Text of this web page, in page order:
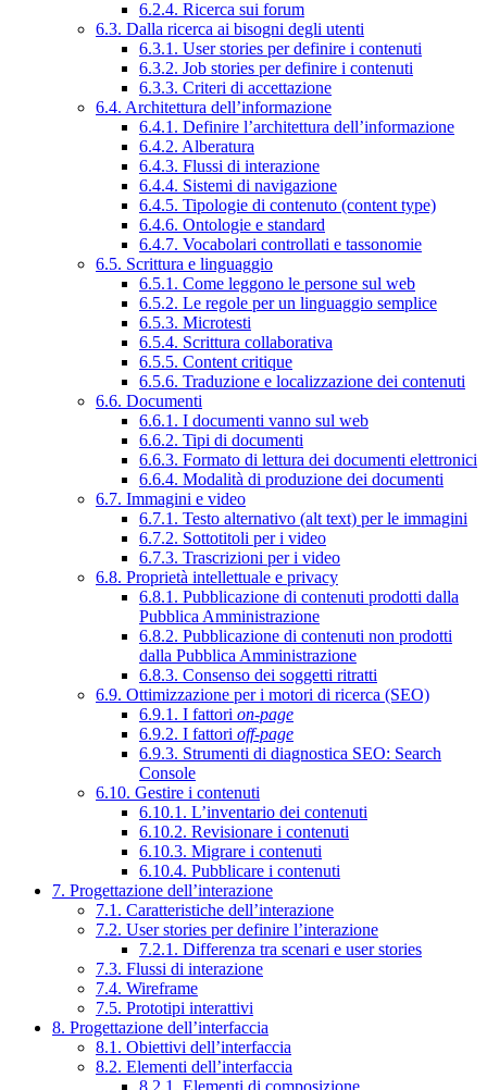
6.2.4. Ricerca sui forum
6.3. Dalla ricerca ai bisogni degli utenti
6.3.1. User stories per definire i contenuti
6.3.2. Job stories per definire i contenuti
6.3.3. Criteri di accettazione
6.4. Architettura dell’informazione
6.4.1. Definire l’architettura dell’informazione
6.4.2. Alberatura
6.4.3. Flussi di interazione
6.4.4. Sistemi di navigazione
6.4.5. Tipologie di contenuto (content type)
6.4.6. Ontologie e standard
6.4.7. Vocabolari controllati e tassonomie
6.5. Scrittura e linguaggio
6.5.1. Come leggono le persone sul web
6.5.2. Le regole per un linguaggio semplice
6.5.3. Microtesti
6.5.4. Scrittura collaborativa
6.5.5. Content critique
6.5.6. Traduzione e localizzazione dei contenuti
6.6. Documenti
6.6.1. I documenti vanno sul web
6.6.2. Tipi di documenti
6.6.3. Formato di lettura dei documenti elettronici
6.6.4. Modalità di produzione dei documenti
6.7. Immagini e video
6.7.1. Testo alternativo (alt text) per le immagini
6.7.2. Sottotitoli per i video
6.7.3. Trascrizioni per i video
6.8. Proprietà intellettuale e privacy
6.8.1. Pubblicazione di contenuti prodotti dalla
Pubblica Amministrazione
6.8.2. Pubblicazione di contenuti non prodotti
dalla Pubblica Amministrazione
6.8.3. Consenso dei soggetti ritratti
6.9. Ottimizzazione per i motori di ricerca (SEO)
6.9.1. I fattori on-page
6.9.2. I fattori off-page
6.9.3. Strumenti di diagnostica SEO: Search
Console
6.10. Gestire i contenuti
6.10.1. L’inventario dei contenuti
6.10.2. Revisionare i contenuti
6.10.3. Migrare i contenuti
6.10.4. Pubblicare i contenuti
7. Progettazione dell’interazione
7.1. Caratteristiche dell’interazione
7.2. User stories per definire l’interazione
7.2.1. Differenza tra scenari e user stories
7.3. Flussi di interazione
7.4. Wireframe
7.5. Prototipi interattivi
8. Progettazione dell’interfaccia
8.1. Obiettivi dell’interfaccia
8.2. Elementi dell’interfaccia
8.2.1. Elementi di composizione